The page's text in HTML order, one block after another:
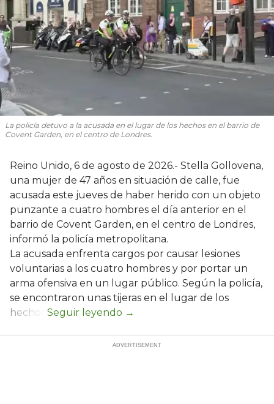
La policía detuvo a la acusada en el lugar de los hechos en el barrio de
Covent Garden, en el centro de Londres.
Reino Unido, 6 de agosto de 2026.- Stella Gollovena,
una mujer de 47 años en situación de calle, fue
acusada este jueves de haber herido con un objeto
punzante a cuatro hombres el día anterior en el
barrio de Covent Garden, en el centro de Londres,
informó la policía metropolitana.
La acusada enfrenta cargos por causar lesiones
voluntarias a los cuatro hombres y por portar un
arma ofensiva en un lugar público. Según la policía,
se encontraron unas tijeras en el lugar de los
hechos.